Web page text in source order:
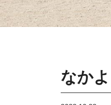
なか